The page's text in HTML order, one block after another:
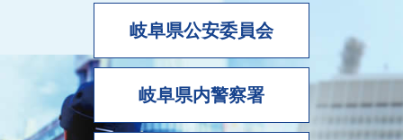
岐阜県公安委員会
岐阜県内警察署